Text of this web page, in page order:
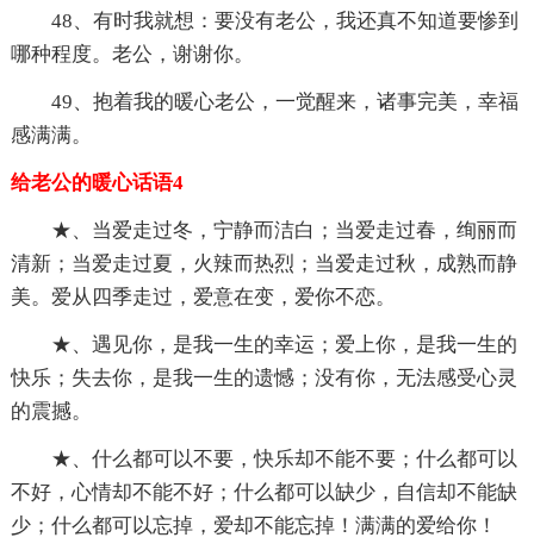
48、有时我就想：要没有老公，我还真不知道要惨到
哪种程度。老公，谢谢你。
49、抱着我的暖心老公，一觉醒来，诸事完美，幸福
感满满。
给老公的暖心话语4
★、当爱走过冬，宁静而洁白；当爱走过春，绚丽而
清新；当爱走过夏，火辣而热烈；当爱走过秋，成熟而静
美。爱从四季走过，爱意在变，爱你不恋。
★、遇见你，是我一生的幸运；爱上你，是我一生的
快乐；失去你，是我一生的遗憾；没有你，无法感受心灵
的震撼。
★、什么都可以不要，快乐却不能不要；什么都可以
不好，心情却不能不好；什么都可以缺少，自信却不能缺
少；什么都可以忘掉，爱却不能忘掉！满满的爱给你！